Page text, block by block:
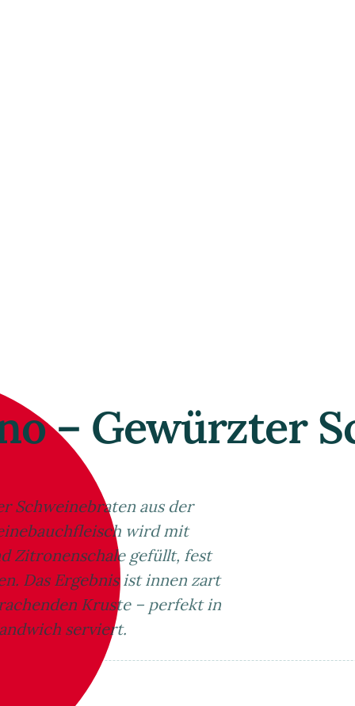
– Gewürzter
Schweinebraten aus der
wird mit
Zitronenschale gefüllt, fest
Das Ergebnis ist innen zart
Kruste – perfekt in
serviert.